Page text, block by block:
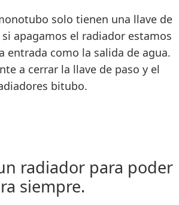
solo tienen una llave de
apagamos el radiador estamos
entrada como la salida de agua.
a cerrar la llave de paso y el
bitubo.
radiador para poder
siempre.